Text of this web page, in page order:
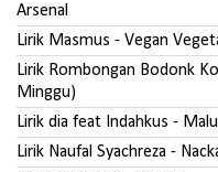
Arsenal
Lirik Masmus - Vegan
Lirik Rombongan Bodonk
Minggu)
Lirik dia feat Indahkus -
Lirik Naufal Syachreza -